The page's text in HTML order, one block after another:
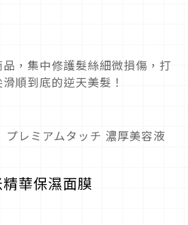
，集中修護髮絲細微損傷，打
順到底的逆天美髮！
レミアムタッチ 濃厚美容液
華保濕面膜